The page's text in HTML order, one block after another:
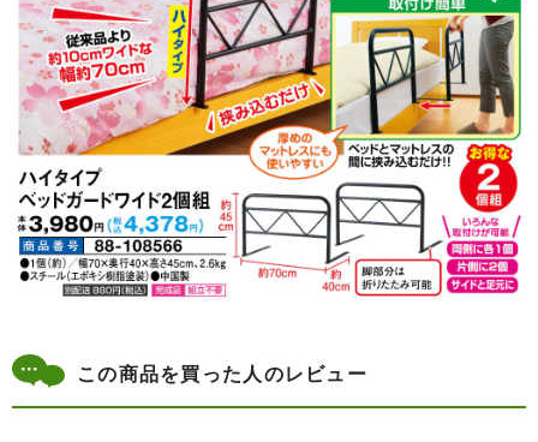
この商品を買った人のレビュー